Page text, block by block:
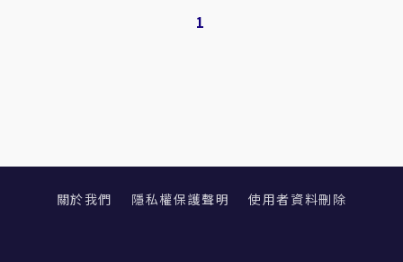
1
關於我們 隱私權保護聲明 使用者資料刪除